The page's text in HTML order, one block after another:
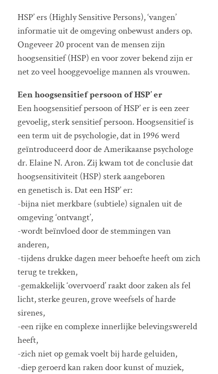
HSP’ ers (Highly Sensitive Persons), ‘vangen’
informatie uit de omgeving onbewust anders op.
Ongeveer 20 procent van de mensen zijn
hoogsensitief (HSP) en voor zover bekend zijn er
net zo veel hooggevoelige mannen als vrouwen.
Een hoogsensitief persoonofHSP’ er
Een hoogsensitief persoon of HSP’ er is een zeer
gevoelig, sterk sensitief persoon. Hoogsensitief is
een term uit de psychologie, dat in 1996 werd
geïntroduceerd door de Amerikaanse psychologe
dr. Elaine N. Aron. Zij kwam tot de conclusie dat
hoogsensitiviteit (HSP) sterk aangeboren
en genetisch is. Dat een HSP’ er:
-bijna niet merkbare (subtiele) signalen uit de
omgeving ‘ontvangt’,
-wordt beïnvloed door de stemmingen van
anderen,
-tijdens drukke dagen meer behoefte heeft om zich
terug te trekken,
-gemakkelijk ‘overvoerd’ raakt door zaken als fel
licht, sterke geuren, grove weefsels of harde
sirenes,
-een rijke en complexe innerlijke belevingswereld
heeft,
-zich niet op gemak voelt bij harde geluiden,
-diep geroerd kan raken door kunst of muziek,